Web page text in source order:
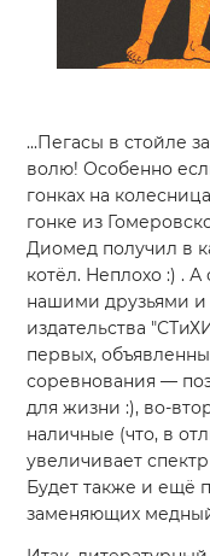
...Пегасы в стойле
волю! Особенно
гонках на
гонке из
Диомед получил в
котёл. Неплохо:) . А
нашими друзьями и
издательства
первых,
соревнования —
для жизни:), во-
наличные (что, в
увеличивает
Будет также и ещё
заменяющих